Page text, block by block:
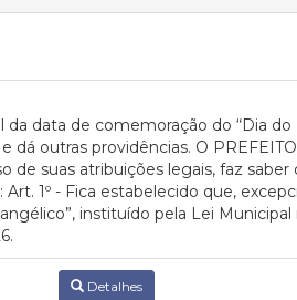
da data de comemoração do “Dia
dá outras providências. O
de suas atribuições legais, faz saber
1º - Fica estabelecido que,
instituído pela Lei Municipal
Detalhes